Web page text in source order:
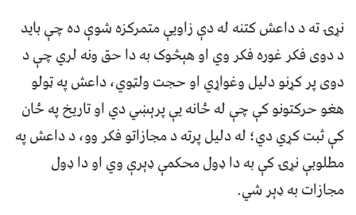
نړۍ ته د داعش کتنه له دې زاویې متمرکزه شوې ده چې باید
د دوی فکر غوره فکر وي او هېڅوک به دا حق ونه لري چې د
دوی پر کړنو دلیل وغواړي او حجت ولټوي، داعش په ټولو
هغو حرکتونو کې چې له ځانه یې پرېښي دي او تاریخ په ځان
کې ثبت کړي دي؛ له دلیل پرته د مجازاتو فکر وو، د داعش په
مطلوبې نړۍ کې به دا ډول محکمې ډېرې وي او دا ډول
مجازات به ډېر شي.